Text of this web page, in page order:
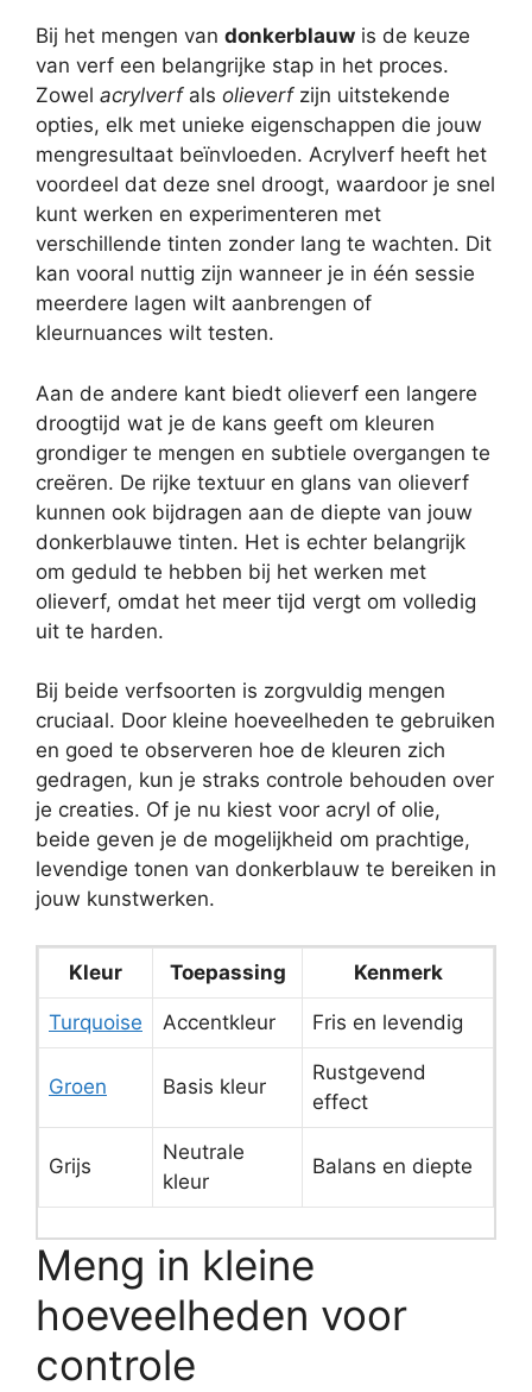
Bij het mengen van donkerblauw is de keuze
van verf een belangrijke stap in het proces.
Zowel acrylverfals olieverfzijn uitstekende
opties, elk met unieke eigenschappen die jouw
mengresultaat beïnvloeden. Acrylverf heeft het
voordeel dat deze snel droogt, waardoor je snel
kunt werken en experimenteren met
verschillende tinten zonder lang te wachten. Dit
kan vooral nuttig zijn wanneer je in één sessie
meerdere lagen wilt aanbrengen of
kleurnuances wilt testen.
Aan de andere kant biedt olieverf een langere
droogtijd wat je de kans geeft om kleuren
grondiger te mengen en subtiele overgangen te
creëren. De rijke textuur en glans van olieverf
kunnen ook bijdragen aan de diepte van jouw
donkerblauwe tinten. Het is echter belangrijk
om geduld te hebben bij het werken met
olieverf, omdat het meer tijd vergt om volledig
uit te harden.
Bij beide verfsoorten is zorgvuldig mengen
cruciaal. Door kleine hoeveelheden te gebruiken
en goed te observeren hoe de kleuren zich
gedragen, kun je straks controle behouden over
je creaties. Of je nu kiest voor acryl of olie,
beide geven je de mogelijkheid om prachtige,
levendige tonen van donkerblauw te bereiken in
jouw kunstwerken.
Kleur Toepassing Kenmerk
Turquoise Accentkleur Fris en levendig
Groen Basis kleur
Rustgevend
effect
Grijs
Neutrale
kleur
Balans en diepte
Meng in kleine
hoeveelheden voor
controle